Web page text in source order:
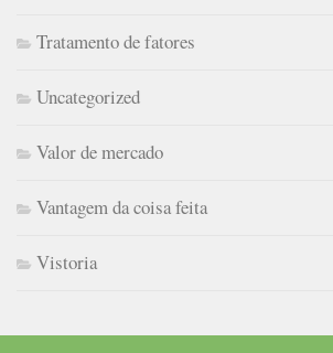
Tratamento de fatores
Uncategorized
Valor de mercado
Vantagem da coisa feita
Vistoria